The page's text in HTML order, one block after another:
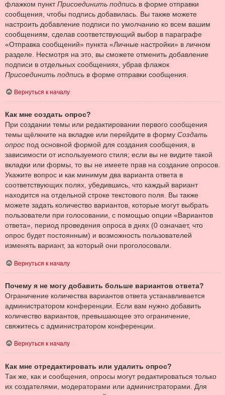
флажком пунктПрисоединить подпись в форме отправки
сообщения, чтобы подпись добавилась. Вы также можете
настроить добавление подписи по умолчанию ко всем вашим
сообщениям, сделав соответствующий выбор в параграфе
«Отправка сообщений» пункта «Личные настройки» в личном
разделе. Несмотря на это, вы сможете отменить добавление
подписи в отдельных сообщениях, убрав флажок
Присоединить подпись в форме отправки сообщения.
Вернуться к началу
Как мне создать опрос?
При создании темы или редактировании первого сообщения
темы щёлкните на вкладке или перейдите в форму Создать
опрос под основной формой для создания сообщения, в
зависимости от используемого стиля; если вы не видите такой
вкладки или формы, то вы не имеете прав на создание опросов.
Укажите вопрос и как минимум два варианта ответа в
соответствующих полях, убедившись, что каждый вариант
находится на отдельной строке текстового поля. Вы также
можете задать количество вариантов, которые могут выбрать
пользователи при голосовании, с помощью опции «Вариантов
ответа», период проведения опроса в днях (0 означает, что
опрос будет постоянным) и возможность пользователей
изменять вариант, за который они проголосовали.
Вернуться к началу
Почему я не могу добавить больше вариантов ответа?
Ограничение количества вариантов ответа устанавливается
администратором конференции. Если вам нужно добавить
количество вариантов, превышающее это ограничение,
свяжитесь с администратором конференции.
Вернуться к началу
Как мне отредактировать или удалить опрос?
Так же, как и сообщения, опросы могут редактироваться только
их создателями, модераторами или администраторами. Для